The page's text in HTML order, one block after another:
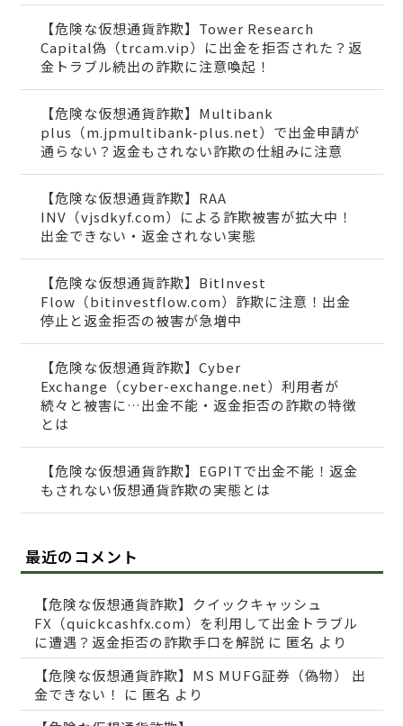
【危険な仮想通貨詐欺】Tower Research
Capital偽（trcam.vip）に出金を拒否された？返
金トラブル続出の詐欺に注意喚起！
【危険な仮想通貨詐欺】Multibank
plus（m.jpmultibank-plus.net）で出金申請が
通らない？返金もされない詐欺の仕組みに注意
【危険な仮想通貨詐欺】RAA
INV（vjsdkyf.com）による詐欺被害が拡大中！
出金できない・返金されない実態
【危険な仮想通貨詐欺】BitInvest
Flow（bitinvestflow.com）詐欺に注意！出金
停止と返金拒否の被害が急増中
【危険な仮想通貨詐欺】Cyber
Exchange（cyber-exchange.net）利用者が
続々と被害に…出金不能・返金拒否の詐欺の特徴
とは
【危険な仮想通貨詐欺】EGPITで出金不能！返金
もされない仮想通貨詐欺の実態とは
最近のコメント
【危険な仮想通貨詐欺】クイックキャッシュ
FX（quickcashfx.com）を利用して出金トラブル
に遭遇？返金拒否の詐欺手口を解説 に 匿名 より
【危険な仮想通貨詐欺】MS MUFG証券（偽物） 出
金できない！
に 匿名 より